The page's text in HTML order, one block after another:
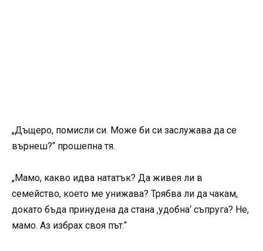
„Дъщеро, помисли си. Може би си заслужава да се
върнеш?“ прошепна тя.
„Мамо, какво идва нататък? Да живея ли в
семейство, което ме унижава? Трябва ли да чакам,
докато бъда принудена да стана ‚удобна‘ съпруга? Не,
мамо. Аз избрах своя път.“